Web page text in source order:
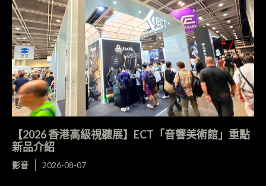
【2026 香港高級視聽展】ECT「音響美術館」重點
新品介紹
影音 2026-08-07